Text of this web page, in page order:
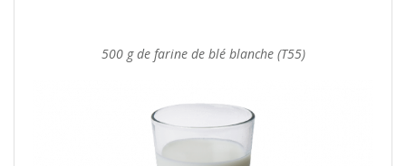
500 g de farine de blé blanche (T55)